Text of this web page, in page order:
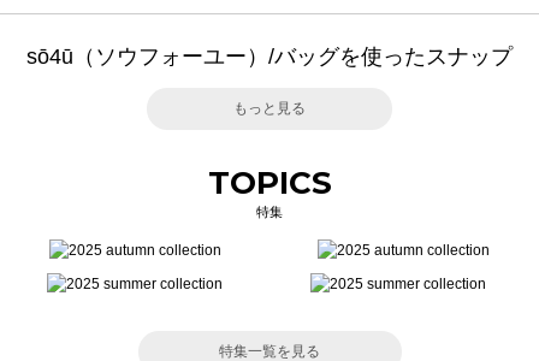
sō4ū（ソウフォーユー）/バッグを使ったスナップ
もっと見る
TOPICS
特集
特集一覧を見る